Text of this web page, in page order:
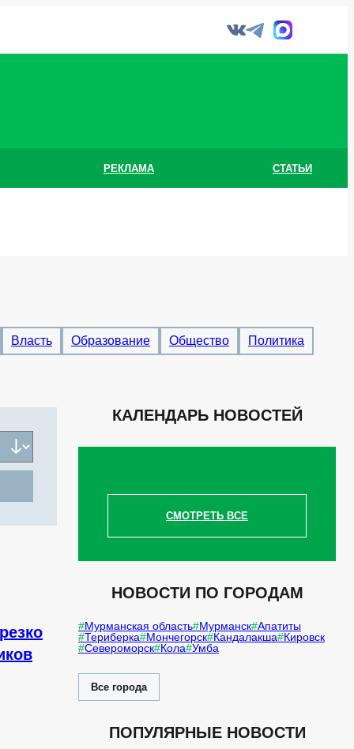
РЕКЛАМА СТАТЬИ
Власть Образование Общество Политика
КАЛЕНДАРЬ НОВОСТЕЙ
СМОТРЕТЬ ВСЕ
НОВОСТИ ПО ГОРОДАМ
Мурманская область Мурманск Апатиты
Териберка
Мончегорск Кандалакша
Кировск
Североморск Кола Умба
Все города
ПОПУЛЯРНЫЕ НОВОСТИ